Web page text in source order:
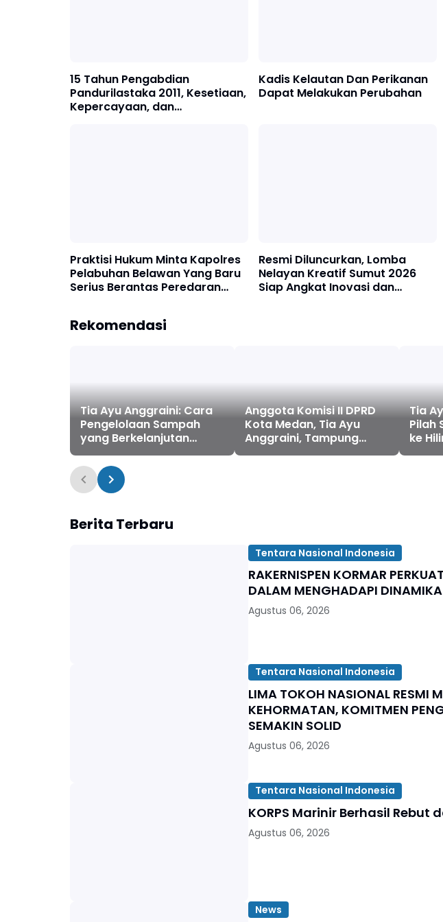
15 Tahun Pengabdian
Pandurilastaka 2011, Kesetiaan,
Kepercayaan, dan
Kadis Kelautan Dan Perikanan
Dapat Melakukan Perubahan
Praktisi Hukum Minta Kapolres
Pelabuhan Belawan Yang Baru
Serius Berantas Peredaran
Resmi Diluncurkan, Lomba
Nelayan Kreatif Sumut 2026
Siap Angkat Inovasi dan
Rekomendasi
Tia Ayu Anggraini: Cara
Pengelolaan Sampah
yang Berkelanjutan
Penting Diketahui
Masyarakat
Anggota Komisi II DPRD
Kota Medan, Tia Ayu
Anggraini, Tampung
Keluhan Warga Marelan
Tia
Pilah
ke
Berita Terbaru
Tentara Nasional Indonesia
RAKERNISPEN KORMAR
DALAM MENGHADAPI
Agustus 06, 2026
Tentara Nasional Indonesia
LIMA TOKOH NASIONAL RESMI
KEHORMATAN, KOMITMEN
SEMAKIN SOLID
Agustus 06, 2026
Tentara Nasional Indonesia
KORPS Marinir Berhasil Rebut
Agustus 06, 2026
News